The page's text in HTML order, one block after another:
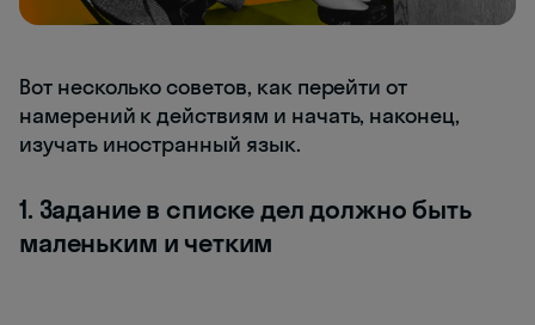
Вот несколько советов, как перейти от
намерений к действиям и начать, наконец,
изучать иностранный язык.
1. Задание в списке дел должно быть
маленьким и четким